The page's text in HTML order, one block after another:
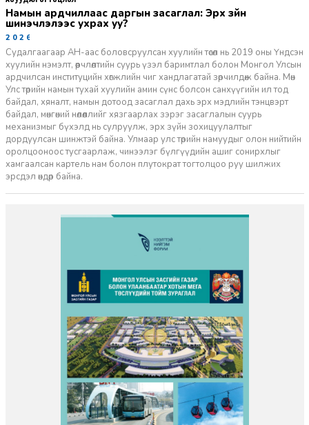
Намын ардчиллаас даргын засаглал: Эрх зүйн
шинэчлэлээс ухрах уу?
2026-07-08
Судалгаагаар АН-аас боловсруулсан хуулийн төсөл нь 2019 оны Үндсэн
хуулийн нэмэлт, өөрчлөлтийн суурь үзэл баримтлал болон Монгол Улсын
ардчилсан институцийн хөгжлийн чиг хандлагатай зөрчилдөж байна. Мөн
Улс төрийн намын тухай хуулийн амин сүнс болсон санхүүгийн ил тод
байдал, хяналт, намын дотоод засаглал дахь эрх мэдлийн тэнцвэрт
байдал, мөнгөний нөлөөллийг хязгаарлах зэрэг засаглалын суурь
механизмыг бүхэлд нь сулруулж, эрх зүйн зохицуулалтыг
дордуулсан шинжтэй байна. Улмаар улс төрийн намуудыг олон нийтийн
оролцооноос тусгаарлаж, чинээлэг бүлгүүдийн ашиг сонирхлыг
хамгаалсан картель нам болон плутократ тогтолцоо руу шилжих
эрсдэл өндөр байна.